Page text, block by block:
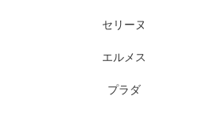
セリーヌ
エルメス
プラダ